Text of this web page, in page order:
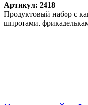
Артикул: 2418
Продуктовый набор с
шпротами,